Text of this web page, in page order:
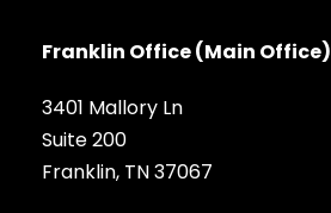
Franklin Office (Main Office)
3401 Mallory Ln
Suite 200
Franklin, TN 37067